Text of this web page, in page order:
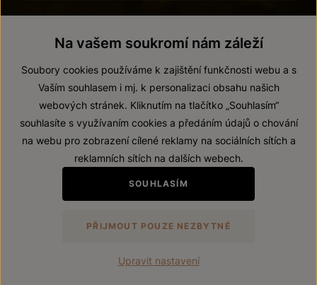
© 2026 ZNOVÍN ZNOJMO, a. s.
Prohlášení o přístupnosti
Zákaz prodeje alkoholických nápojů osobám mladším 18 let.
VytvořilwebProgress
Na vašem soukromí nám záleží
Soubory cookies používáme k zajištění funkčnosti webu a s
Vaším souhlasem i mj. k personalizaci obsahu našich
webových stránek. Kliknutím na tlačítko „Souhlasím“
souhlasíte s využívaním cookies a předáním údajů o chování
na webu pro zobrazení cílené reklamy na sociálních sítích a
reklamních sítích na dalších webech.
SOUHLASÍM
PŘIJMOUT POUZE NEZBYTNÉ
Upravit nastavení